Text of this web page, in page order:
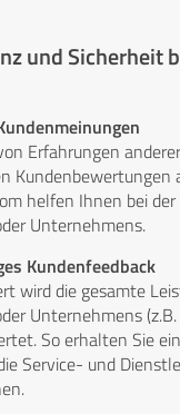
und Sicherheit
Erfahrungen
Kundenbewertungen
helfen Ihnen bei
Unternehmens.
Kundenfeedback
wird die gesamte
Unternehmens
So erhalten Sie
Service- und